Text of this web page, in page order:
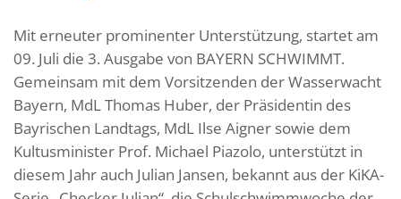
Mit erneuter prominenter Unterstützung, startet am
09. Juli die 3. Ausgabe von BAYERN SCHWIMMT.
Gemeinsam mit dem Vorsitzenden der Wasserwacht
Bayern, MdL Thomas Huber, der Präsidentin des
Bayrischen Landtags, MdL Ilse Aigner sowie dem
Kultusminister Prof. Michael Piazolo, unterstützt in
diesem Jahr auch Julian Jansen, bekannt aus der KiKA-